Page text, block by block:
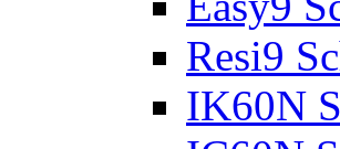
Resi9
IK60N